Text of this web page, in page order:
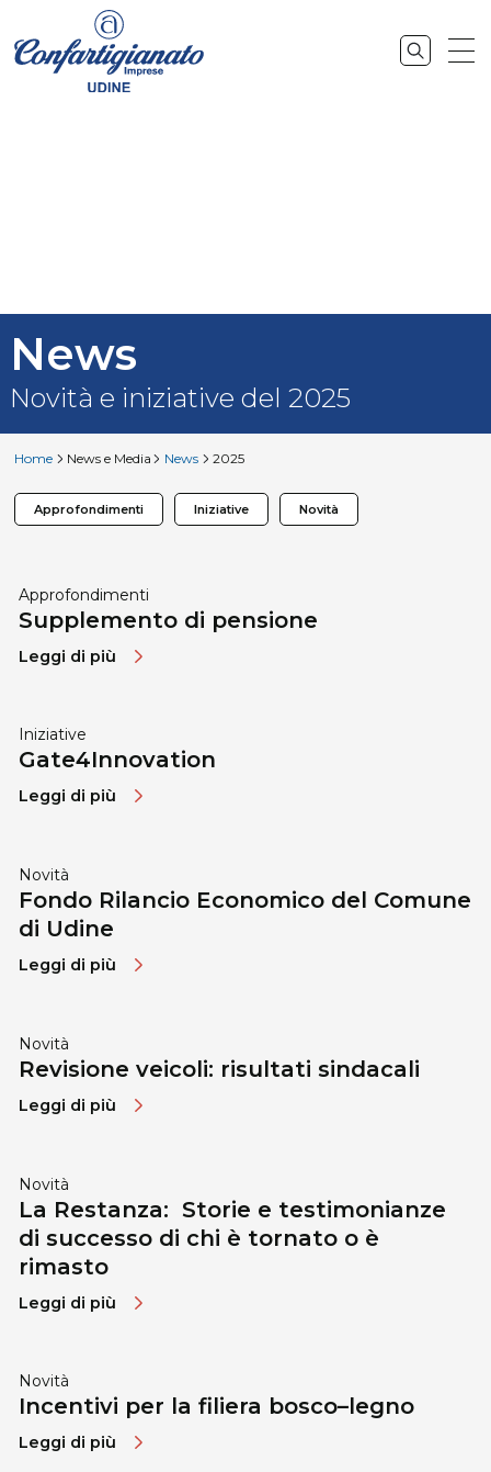
News
Novità e iniziative del 2025
Home News e Media News 2025
Approfondimenti Iniziative Novità
Approfondimenti
Supplemento di pensione
Leggi di più
Iniziative
Gate4Innovation
Leggi di più
Novità
Fondo Rilancio Economico del Comune
di Udine
Leggi di più
Novità
Revisione veicoli: risultati sindacali
Leggi di più
Novità
La Restanza: Storie e testimonianze
di successo di chi è tornato o è
rimasto
Leggi di più
Novità
Incentivi per la filiera bosco–legno
Leggi di più